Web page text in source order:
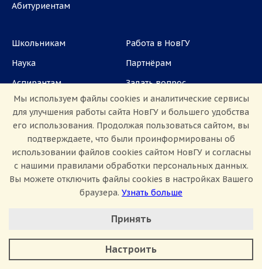
Абитуриентам
Школьникам
Наука
Аспирантам
СМИ
Работа в НовГУ
Партнёрам
Задать вопрос
ул. Большая Санкт-Петербургская, 41, каб.
Приемная комиссия: +7(8162)33-20-44
Сведения об образовательной организации
Мы используем файлы cookies и аналитические сервисы
для улучшения работы сайта НовГУ и большего удобства
его использования. Продолжая пользоваться сайтом, вы
подтверждаете, что были проинформированы об
использовании файлов cookies сайтом НовГУ и согласны
с нашими правилами обработки персональных данных.
Вы можете отключить файлы cookies в настройках Вашего
браузера. Узнать больше
Минимальные
Аналитические/Функциональные
Принять
Настроить